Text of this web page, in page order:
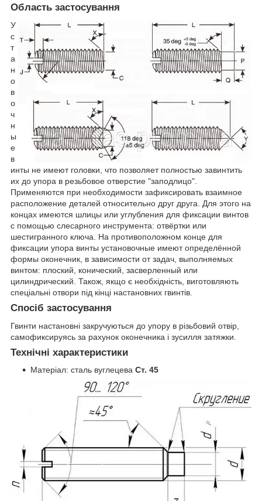
Область застосування
У
с
т
а
н
о
в
о
ч
н
ы
е
в
инты не имеют головки, что позволяет полностью завинтить
их до упора в резьбовое отверстие "заподлицо".
Применяются при необходимости зафиксировать взаимное
расположение деталей относительно друг друга. Для этого на
концах имеются шлицы или углубления для фиксации винтов
с помощью слесарного инструмента: отвёртки или
шестигранного ключа. На противоположном конце для
фиксации упора винты установочные имеют определённой
формы оконечник, в зависимости от задач, выполняемых
винтом: плоский, конический, засверленный или
цилиндрический. Також, якщо є необхідність, виготовляють
спеціальні отвори під кінці настановних гвинтів.
Спосіб застосування
Гвинти настановні закручуються до упору в різьбовий отвір,
самофиксируясь за рахунок оконечника і зусилля затяжки.
Технічні характеристики
Матеріал: сталь вуглецева Ст. 45